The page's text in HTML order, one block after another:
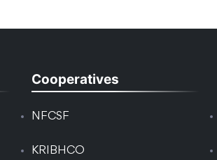
Cooperatives
NFCSF
KRIBHCO